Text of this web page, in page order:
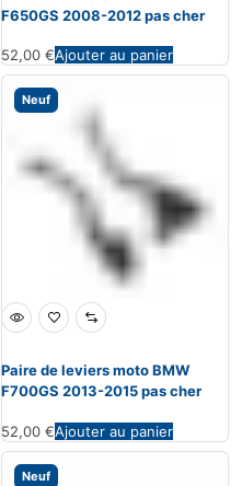
F650GS 2008-2012 pas cher
52,00 €Ajouter au panier
Neuf
Paire de leviers moto BMW
F700GS 2013-2015 pas cher
52,00 €Ajouter au panier
Neuf